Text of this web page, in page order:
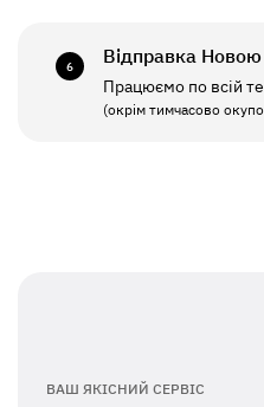
ПН - ПТ
СБ - НД
11:00 - 19:00
6 Відправка
Працюємо по всій
(окрім тимчасово
ВАШ ЯКІСНИЙ СЕРВІС